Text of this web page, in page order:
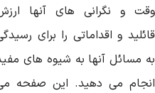
و نگرانی های آنها ارزش
و اقداماتی را برای رسیدگی
مسائل آنها به شیوه های مفید
می دهید. این صفحه می